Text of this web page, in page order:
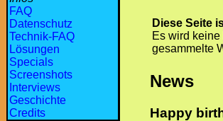
FAQ
Datenschutz
Technik-FAQ
Lösungen
Specials
Screenshots
Interviews
Geschichte
Credits
Diese Seite
Es wird
gesammelte
News
Happy